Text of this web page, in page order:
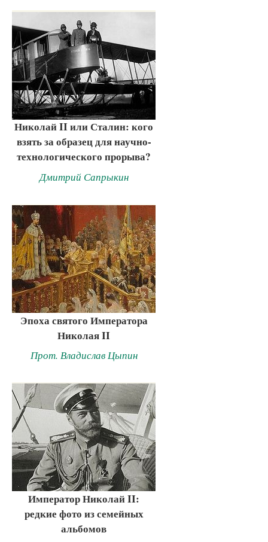
Николай II или Сталин: кого
взять за образец для научно-
технологического прорыва?
Дмитрий Сапрыкин
Эпоха святого Императора
Николая II
Прот. Владислав Цыпин
Император Николай II:
редкие фото из семейных
альбомов